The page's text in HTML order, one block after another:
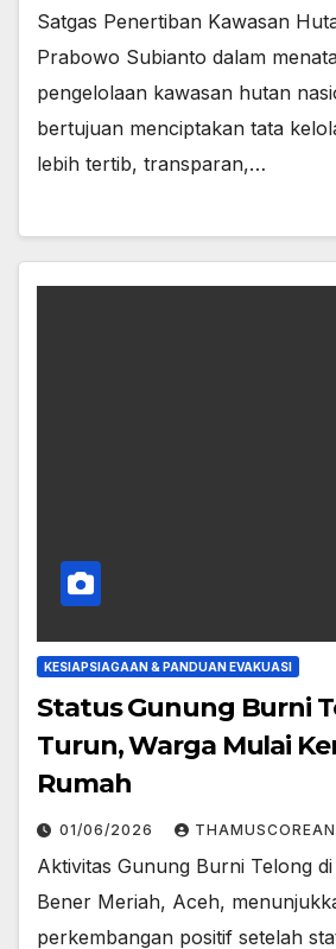
Satgas Penertiban Kawasan
Prabowo Subianto dalam
pengelolaan kawasan hutan
bertujuan menciptakan tata
lebih tertib, transparan,…
KESIAPSIAGAAN & PANDUAN EVAKUASI
Status Gunung Burni
Turun, Warga Mulai
Rumah
01/06/2026
Aktivitas Gunung Burni Telong
Bener Meriah, Aceh,
perkembangan positif setelah